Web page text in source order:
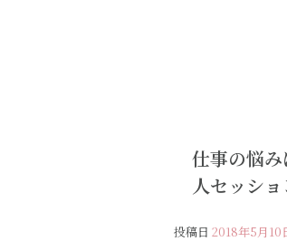
仕事の悩
人セッショ
投稿日 2018年5月10